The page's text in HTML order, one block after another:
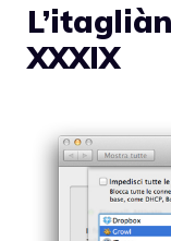
XXXIX